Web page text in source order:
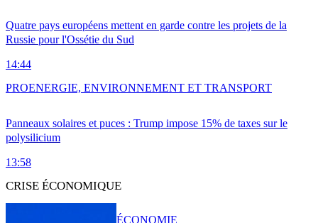
Quatre pays européens mettent en garde contre les projets de la
Russie pour l'Ossétie du Sud
14:44
Panneaux solaires et puces : Trump impose 15% de taxes sur le
polysilicium
13:58
PROENERGIE, ENVIRONNEMENT ET TRANSPORT
CRISE ÉCONOMIQUE
ÉCONOMIE